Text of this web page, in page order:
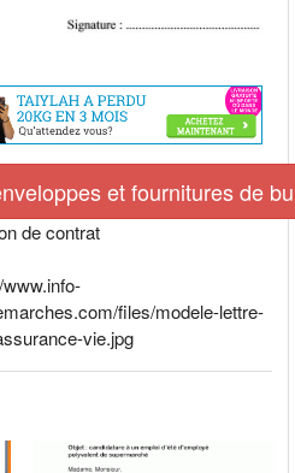
et fournitures de
de contrat
files/modele-lettre-
vie.jpg